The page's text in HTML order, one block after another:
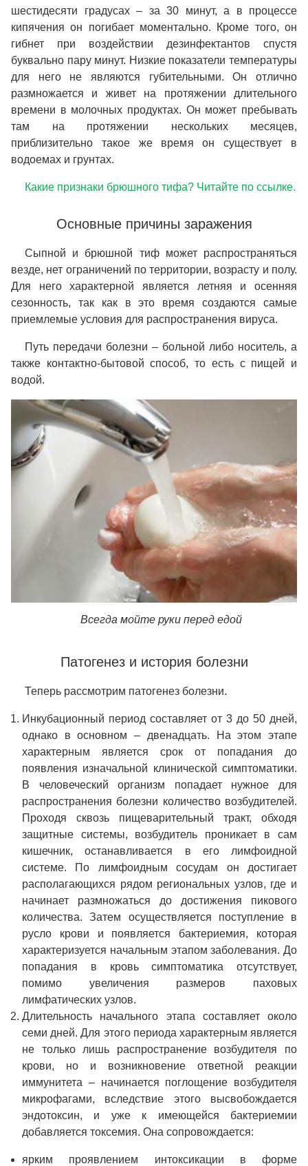
шестидесяти градусах – за 30 минут, а в процессе
кипячения он погибает моментально. Кроме того, он
гибнет при воздействии дезинфектантов спустя
буквально пару минут. Низкие показатели температуры
для него не являются губительными. Он отлично
размножается и живет на протяжении длительного
времени в молочных продуктах. Он может пребывать
там на протяжении нескольких месяцев,
приблизительно такое же время он существует в
водоемах и грунтах.
Какие признаки брюшного тифа? Читайте по ссылке.
Основные причины заражения
Сыпной и брюшной тиф может распространяться
везде, нет ограничений по территории, возрасту и полу.
Для него характерной является летняя и осенняя
сезонность, так как в это время создаются самые
приемлемые условия для распространения вируса.
Путь передачи болезни – больной либо носитель, а
также контактно-бытовой способ, то есть с пищей и
водой.
Всегда мойте руки перед едой
Патогенез и история болезни
Теперь рассмотрим патогенез болезни.
Инкубационный период составляет от 3 до 50 дней,
однако в основном – двенадцать. На этом этапе
характерным является срок от попадания до
появления изначальной клинической симптоматики.
В человеческий организм попадает нужное для
распространения болезни количество возбудителей.
Проходя сквозь пищеварительный тракт, обходя
защитные системы, возбудитель проникает в сам
кишечник, останавливается в его лимфоидной
системе. По лимфоидным сосудам он достигает
располагающихся рядом региональных узлов, где и
начинает размножаться до достижения пикового
количества. Затем осуществляется поступление в
русло крови и появляется бактериемия, которая
характеризуется начальным этапом заболевания. До
попадания в кровь симптоматика отсутствует,
помимо увеличения размеров паховых
лимфатических узлов.
Длительность начального этапа составляет около
семи дней. Для этого периода характерным является
не только лишь распространение возбудителя по
крови, но и возникновение ответной реакции
иммунитета – начинается поглощение возбудителя
микрофагами, вследствие этого высвобождается
эндотоксин, и уже к имеющейся бактериемии
добавляется токсемия. Она сопровождается:
ярким проявлением интоксикации в форме